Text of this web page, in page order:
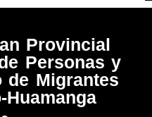
Provincial
Personas y
Migrantes
Huamanga